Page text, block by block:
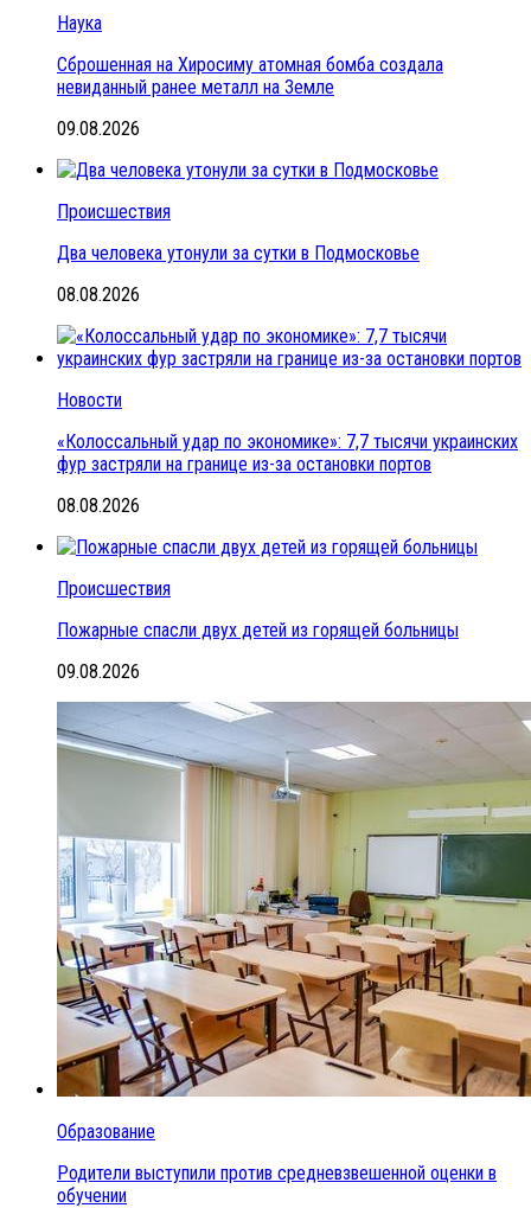
Наука
Сброшенная на Хиросиму атомная бомба создала
невиданный ранее металл на Земле
09.08.2026
Происшествия
Два человека утонули за сутки в Подмосковье
08.08.2026
Новости
«Колоссальный удар по экономике»: 7,7 тысячи украинских
фур застряли на границе из-за остановки портов
08.08.2026
Происшествия
Пожарные спасли двух детей из горящей больницы
09.08.2026
Образование
Родители выступили против средневзвешенной оценки в
обучении